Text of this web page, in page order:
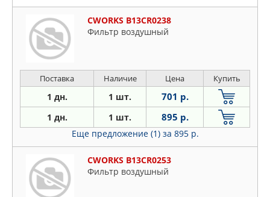
CWORKS B13CR0238
Фильтр воздушный
Поставка Наличие Цена Купить
1 дн. 1 шт. 701 р.
1 дн. 1 шт. 895 р.
Еще предложение (1) за 895 р.
CWORKS B13CR0253
Фильтр воздушный